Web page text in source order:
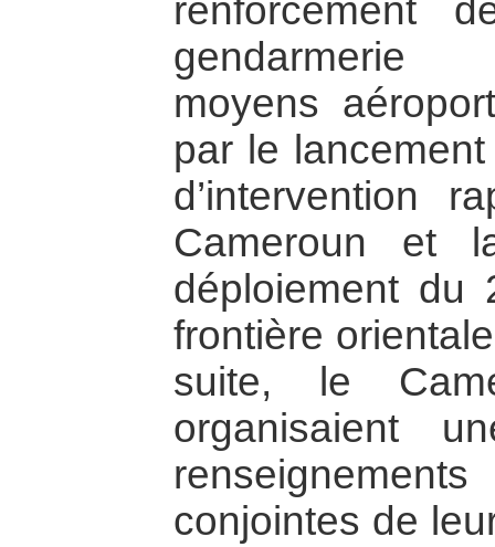
renforcement
gendarmerie
moyens
par le
d’intervention
Cameroun et
déploiement
frontière
suite, le
organisaient
conjointes de